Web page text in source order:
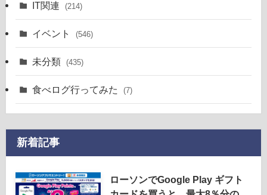
IT関連 (214)
イベント (546)
未分類 (435)
食べログ行ってみた (7)
新着記事
ローソンでGoogle Play ギフト